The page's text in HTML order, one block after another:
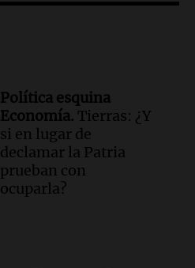
Política esquina
Economía. Tierras: ¿Y
si en lugar de
declamar la Patria
prueban con
ocuparla?